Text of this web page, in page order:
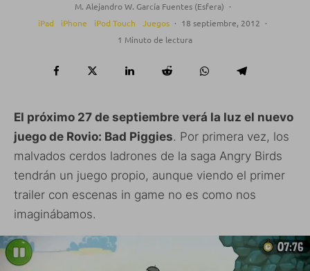
M. Alejandro W. García Fuentes (Esfera) ·
iPad
iPhone iPod Touch Juegos · 18 septiembre, 2012 ·
1 Minuto de lectura
El próximo 27 de septiembre verá la luz el nuevo
juego de Rovio: Bad Piggies. Por primera vez, los
malvados cerdos ladrones de la saga Angry Birds
tendrán un juego propio, aunque viendo el primer
trailer con escenas in game no es como nos
imaginábamos.